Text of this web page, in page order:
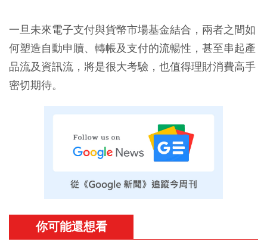
一旦未來電子支付與貨幣市場基金結合，兩者之間如
何塑造自動申贖、轉帳及支付的流暢性，甚至串起產
品流及資訊流，將是很大考驗，也值得理財消費高手
密切期待。